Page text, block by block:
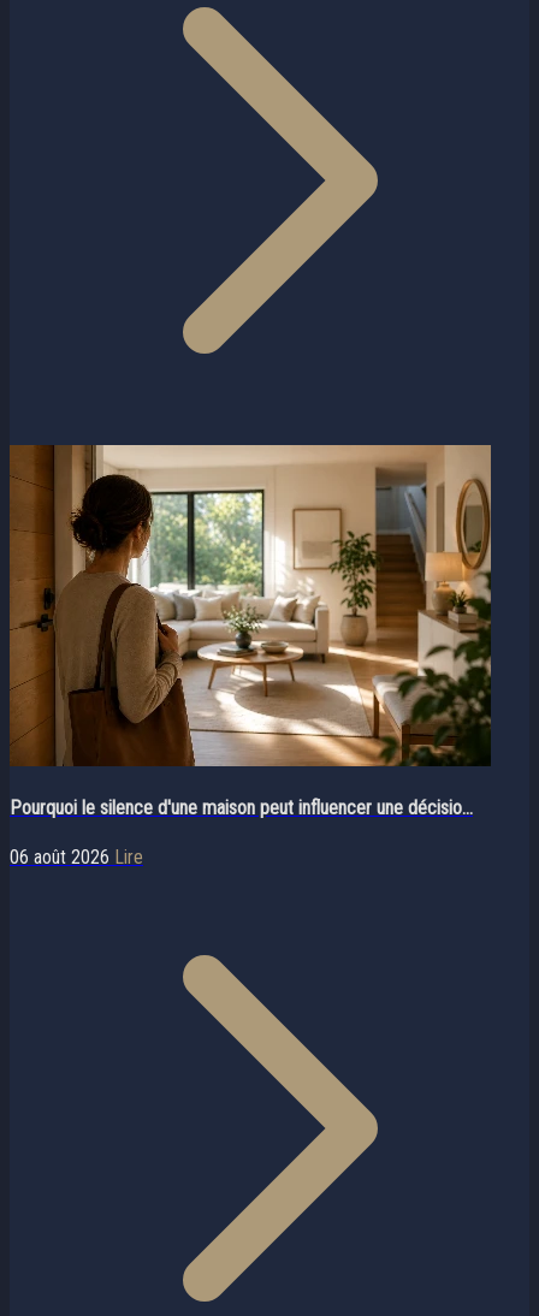
Pourquoi le silence d'une maison peut influencer une décisio...
06 août 2026 Lire